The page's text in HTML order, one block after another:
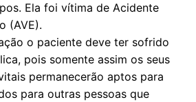
Ela foi vítima de Acidente
(AVE).
o paciente deve ter sofrido
pois somente assim os seus
permanecerão aptos para
para outras pessoas que